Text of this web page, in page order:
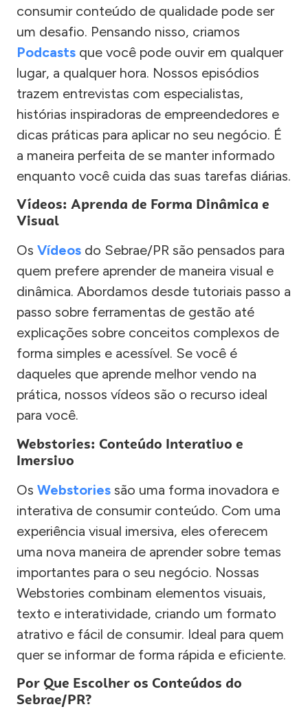
consumir conteúdo de qualidade pode ser
um desafio. Pensando nisso, criamos
Podcasts que você pode ouvir em qualquer
lugar, a qualquer hora. Nossos episódios
trazem entrevistas com especialistas,
histórias inspiradoras de empreendedores e
dicas práticas para aplicar no seu negócio. É
a maneira perfeita de se manter informado
enquanto você cuida das suas tarefas diárias.
Vídeos: Aprenda de Forma Dinâmica e
Visual
Os Vídeos do Sebrae/PR são pensados para
quem prefere aprender de maneira visual e
dinâmica. Abordamos desde tutoriais passo a
passo sobre ferramentas de gestão até
explicações sobre conceitos complexos de
forma simples e acessível. Se você é
daqueles que aprende melhor vendo na
prática, nossos vídeos são o recurso ideal
para você.
Webstories: Conteúdo Interativo e
Imersivo
Os Webstories são uma forma inovadora e
interativa de consumir conteúdo. Com uma
experiência visual imersiva, eles oferecem
uma nova maneira de aprender sobre temas
importantes para o seu negócio. Nossas
Webstories combinam elementos visuais,
texto e interatividade, criando um formato
atrativo e fácil de consumir. Ideal para quem
quer se informar de forma rápida e eficiente.
Por Que Escolher os Conteúdos do
Sebrae/PR?